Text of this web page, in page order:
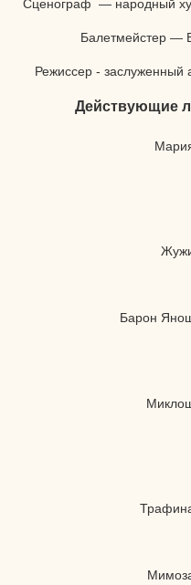
Сценограф — народный
Балетмейстер —
Режиссер - заслуженный
Действующие
Барон